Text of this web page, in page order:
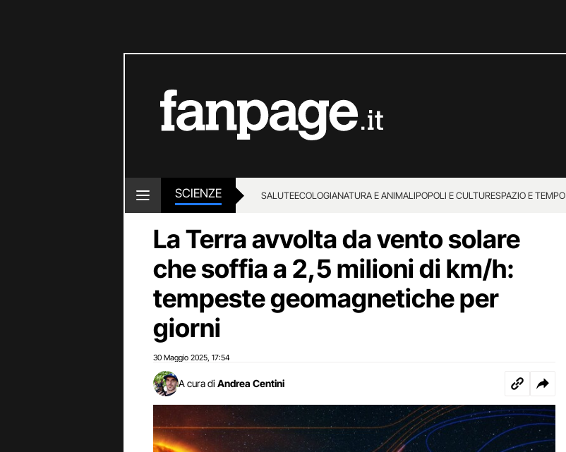
SCIENZE SALUTEECOLOGIANATURA E ANIMALIPOPOLI E CULTURESPAZIO E TEMPO
La Terra avvolta da vento solare
che soffia a 2,5 milioni di km/h:
tempeste geomagnetiche per
giorni
30 Maggio 2025 17:54
A cura di Andrea Centini